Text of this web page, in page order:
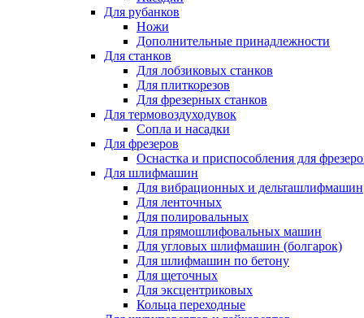
Для рубанков
Ножи
Дополнительные принадлежности
Для станков
Для лобзиковых станков
Для плиткорезов
Для фрезерных станков
Для термовоздуходувок
Сопла и насадки
Для фрезеров
Оснастка и приспособления для
Для шлифмашин
Для вибрационных и дельташлифмашин
Для ленточных
Для полировальных
Для прямошлифовальных машин
Для угловых шлифмашин (болгарок)
Для шлифмашин по бетону
Для щеточных
Для эксцентриковых
Кольца переходные